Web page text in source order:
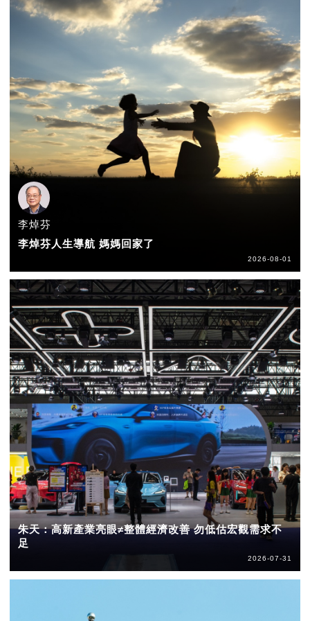
李焯芬
李焯芬人生導航 媽媽回家了
2026-08-01
朱天：高新產業亮眼≠整體經濟改善 勿低估宏觀需求不
足
2026-07-31